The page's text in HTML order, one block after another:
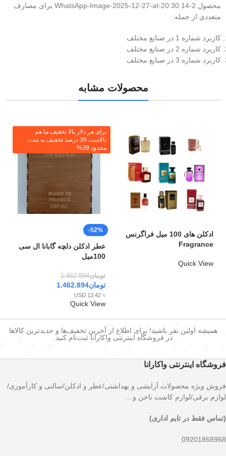
محصول WhatsApp-Image-2025-12-27-at-20.30.14-2 برای مصارف
متعددی از جمله:
کاربرد شماره 1 در صنایع مختلف
کاربرد شماره 2 در صنایع مختلف
کاربرد شماره 3 در صنایع مختلف
محصولات مشابه
ادکلن های 100 میل فراگرنس
Fragrance
Quick View
برای هر دلار بالا تخفیف ما هم
بالاست 39 درصد تخفیف به مدت
محدود 39%
-52%
عطر ادکلن دلچه گابانا ال سی
100میل
تومان1.462.894
تومان1.462.894
≈ 13.42 USD
Quick View
همیشه اولین نفر باشید! برای اطلاع از آخرین تخفیف‌ها و جدیدترین کالاها
در فروشگاه اینترنتی واکارانا ثبت‌نام کنید.
فروشگاه اینترنتی واکارانا
فروش ویژه محصولات آرایشی و بهداشتی/عطر و ادکلن/سالنی و کارآموزی/
لوازم برقی/لوازم کاشت ناخن و…
(تماس فقط در تایم اداری)
09201868968